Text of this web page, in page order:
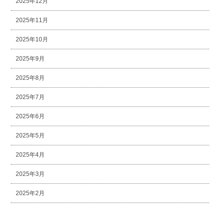
2025年11月
2025年10月
2025年9月
2025年8月
2025年7月
2025年6月
2025年5月
2025年4月
2025年3月
2025年2月